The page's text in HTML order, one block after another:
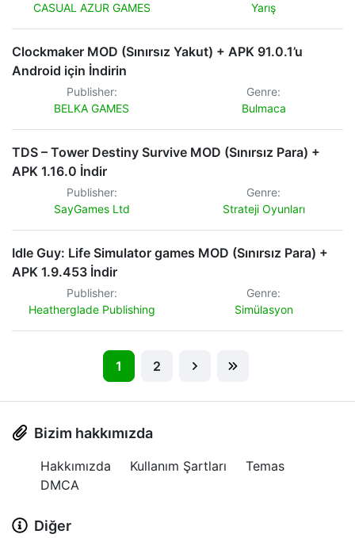
CASUAL AZUR GAMES
Yarış
Clockmaker MOD (Sınırsız Yakut) + APK 91.0.1’u
Android için İndirin
Publisher:
BELKA GAMES
Genre:
Bulmaca
TDS – Tower Destiny Survive MOD (Sınırsız Para) +
APK 1.16.0 İndir
Publisher:
SayGames Ltd
Genre:
Strateji Oyunları
Idle Guy: Life Simulator games MOD (Sınırsız Para) +
APK 1.9.453 İndir
Publisher:
Heatherglade Publishing
Genre:
Simülasyon
1 2
Bizim hakkımızda
Hakkımızda Kullanım Şartları
Temas
DMCA
Diğer